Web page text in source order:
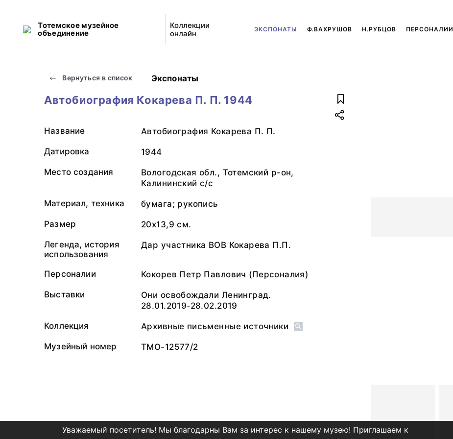
Тотемское музейное
объединение
Коллекции
онлайн
ЭКСПОНАТЫ Ф.ВАХРУШОВ Н.РУБЦОВ ПЕРСОНАЛИИ
Вернуться в список Экспонаты
Автобиография Кокарева П. П. 1944
Название Автобиография Кокарева П. П.
Датировка 1944
Место создания
Вологодская обл., Тотемский р-он,
Калининский с/с
Материал, техника бумага; рукопись
Размер 20х13,9 см.
Легенда, история
использования
Дар участника ВОВ Кокарева П.П.
Персоналии Кокорев Петр Павлович (Персоналия)
Выставки
Они освобождали Ленинград.
28.01.2019-28.02.2019
Коллекция Архивные письменные источники
Музейный номер ТМО-12577/2
Уважаемый посетитель! Мы благодарны Вам за интерес к нашему музею! Приглашаем к